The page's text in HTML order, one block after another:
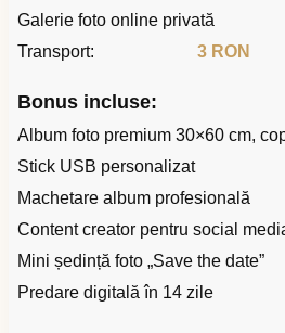
Galerie foto online privată
Transport:
3 RON
Bonus incluse:
Album foto premium 30×60 cm,
Stick USB personalizat
Machetare album profesională
Content creator pentru social
Mini ședință foto „Save the date”
Predare digitală în 14 zile